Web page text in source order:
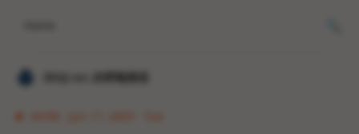
𝐙𝐆𝐐 ɪɴᴄ.的唠嗑频道